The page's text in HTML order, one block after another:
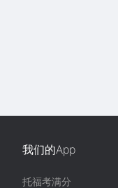
我们的App
托福考满分